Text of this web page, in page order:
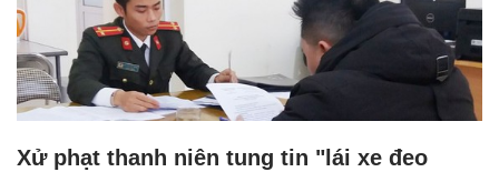
Xử phạt thanh niên tung tin "lái xe đeo